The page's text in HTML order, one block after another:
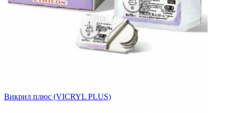
Викрил плюс (VICRYL PLUS)